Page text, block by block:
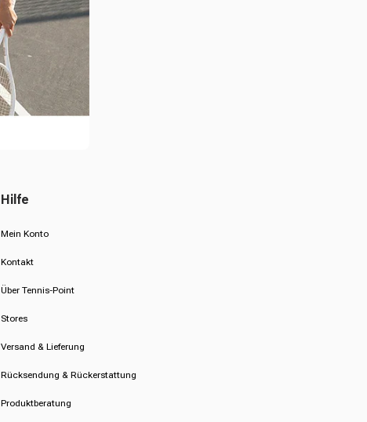
Hilfe
Mein Konto
Kontakt
Über Tennis-Point
Stores
Versand & Lieferung
Rücksendung & Rückerstattung
Produktberatung